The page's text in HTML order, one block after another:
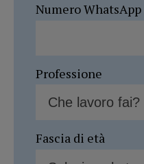
Numero WhatsApp
Professione
Fascia di età